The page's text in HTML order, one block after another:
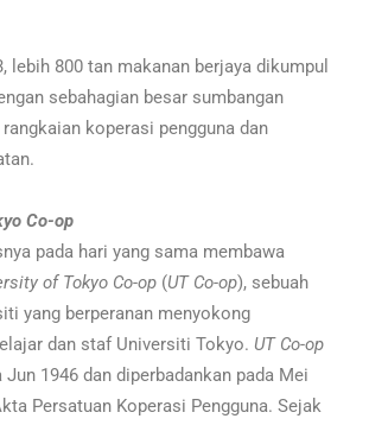
lebih 800 tan makanan berjaya dikumpul
sebahagian besar sumbangan
koperasi pengguna dan
Co-op
pada hari yang sama membawa
of Tokyo Co-op (UT Co-op), sebuah
yang berperanan menyokong
dan staf Universiti Tokyo. UT Co-op
1946 dan diperbadankan pada Mei
Persatuan Koperasi Pengguna. Sejak